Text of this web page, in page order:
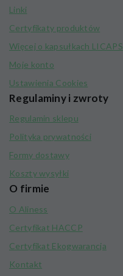
Linki
Certyfikaty produktów
Więcej o kapsułkach LICAPS
Moje konto
Ustawienia Cookies
Regulaminy i zwroty
Regulamin sklepu
Polityka prywatności
Formy dostawy
Koszty wysyłki
O firmie
O Aliness
Certyfikat HACCP
Certyfikat Ekogwarancja
Kontakt